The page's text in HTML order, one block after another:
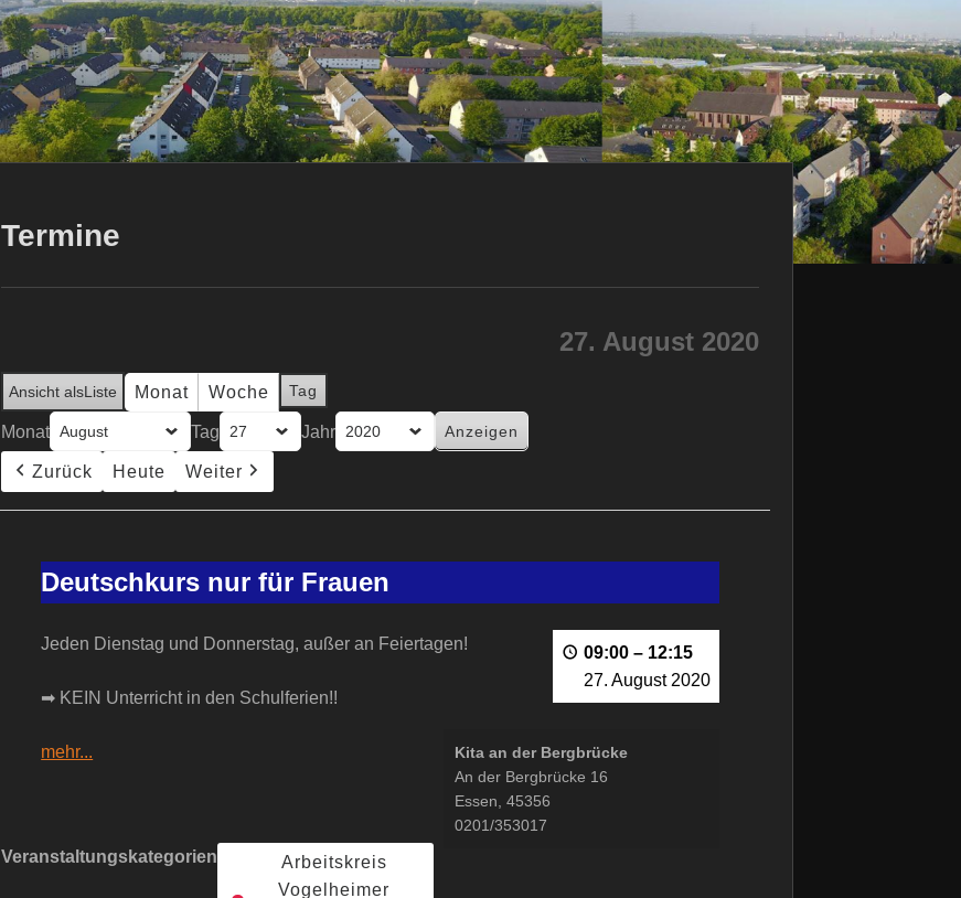
Termine
27. August 2020
Ansicht alsListe Monat Woche Tag
Monat Tag Jahr
Zurück Heute Weiter
Deutschkurs nur für Frauen
09:00 – 12:15
27. August 2020
Jeden Dienstag und Donnerstag, außer an Feiertagen!
➡ KEIN Unterricht in den Schulferien!!
Kita an der Bergbrücke
An der Bergbrücke 16
Essen 45356
0201/353017
mehr...
Veranstaltungskategorien
Arbeitskreis
Vogelheimer